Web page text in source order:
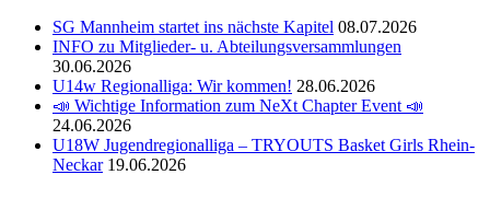
SG Mannheim startet ins nächste Kapitel 08.07.2026
INFO zu Mitglieder- u. Abteilungsversammlungen
30.06.2026
U14w Regionalliga: Wir kommen! 28.06.2026
📣 Wichtige Information zum NeXt Chapter Event 📣
24.06.2026
U18W Jugendregionalliga – TRYOUTS Basket Girls Rhein-
Neckar 19.06.2026